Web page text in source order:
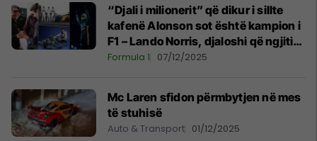
“Djali i milionerit” që dikur i sillte
kafenë Alonson sot është kampion i
F1 – Lando Norris, djaloshi që ngjiti
çdo shkallë për të prekur lavdinë
Formula 1 07/12/2025
Mc Laren sfidon përmbytjen në mes
të stuhisë
Auto & Transport 01/12/2025